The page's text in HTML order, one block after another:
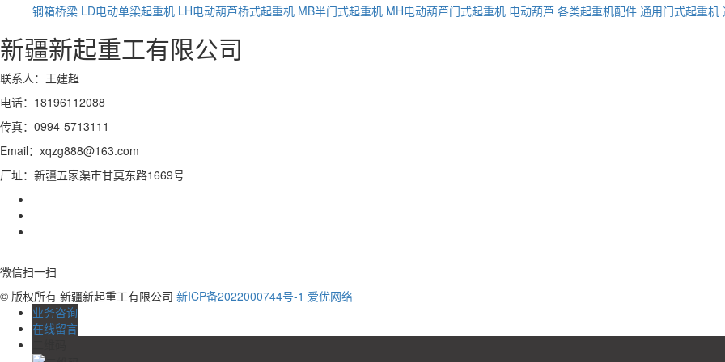
钢箱桥梁 LD电动单梁起重机 LH电动葫芦桥式起重机 MB半门式起重机 MH电动葫芦门式起重机 电动葫芦 各类起重机配件 通用门式起重机
新疆新起重工有限公司
联系人：王建超
电话：18196112088
传真：0994-5713111
Email：xqzg888@163.com
厂址：新疆五家渠市甘莫东路1669号
微信扫一扫
© 版权所有 新疆新起重工有限公司 新ICP备2022000744号-1 爱优网络
业务咨询
在线留言